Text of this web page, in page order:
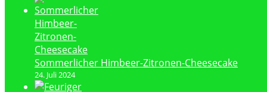
Sommerlicher Himbeer-Zitronen-Cheesecake
24. Juli 2024